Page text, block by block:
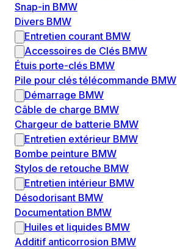
Snap-in BMW
Divers BMW
Entretien courant BMW
Accessoires de Clés BMW
Étuis porte-clés BMW
Pile pour clés télécommande BMW
Démarrage BMW
Câble de charge BMW
Chargeur de batterie BMW
Entretien extérieur BMW
Bombe peinture BMW
Stylos de retouche BMW
Entretien intérieur BMW
Désodorisant BMW
Documentation BMW
Huiles et liquides BMW
Additif anticorrosion BMW